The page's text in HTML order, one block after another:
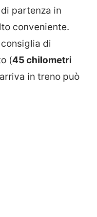
partenza in
conveniente.
di
(45 chilometri
in treno può